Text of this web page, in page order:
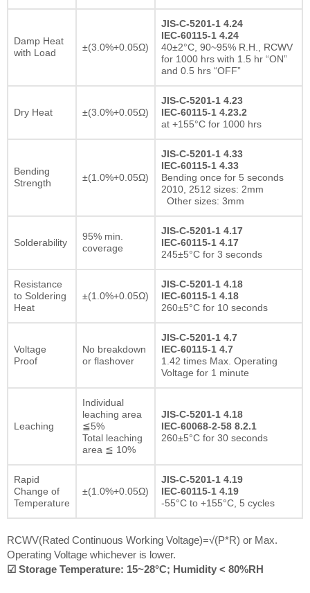
Damp Heat
with Load
±(3.0%+0.05Ω)
JIS-C-5201-1 4.24
IEC-60115-1 4.24
40±2°C, 90~95% R.H., RCWV
for 1000 hrs with 1.5 hr “ON”
and 0.5 hrs “OFF”
Dry Heat ±(3.0%+0.05Ω)
JIS-C-5201-1 4.23
IEC-60115-1 4.23.2
at +155°C for 1000 hrs
Bending
Strength
±(1.0%+0.05Ω)
JIS-C-5201-1 4.33
IEC-60115-1 4.33
Bending once for 5 seconds
2010, 2512 sizes: 2mm
Other sizes: 3mm
Solderability
95% min.
coverage
JIS-C-5201-1 4.17
IEC-60115-1 4.17
245±5°C for 3 seconds
Resistance
to Soldering
Heat
±(1.0%+0.05Ω)
JIS-C-5201-1 4.18
IEC-60115-1 4.18
260±5°C for 10 seconds
Voltage
Proof
No breakdown
or flashover
JIS-C-5201-1 4.7
IEC-60115-1 4.7
1.42 times Max. Operating
Voltage for 1 minute
Leaching
Individual
leaching area
≦5%
Total leaching
area ≦ 10%
JIS-C-5201-1 4.18
IEC-60068-2-58 8.2.1
260±5°C for 30 seconds
Rapid
Change of
Temperature
±(1.0%+0.05Ω)
JIS-C-5201-1 4.19
IEC-60115-1 4.19
-55°C to +155°C, 5 cycles
RCWV(Rated Continuous Working Voltage)=√(P*R) or Max.
Operating Voltage whichever is lower.
☑ Storage Temperature: 15~28°C; Humidity < 80%RH